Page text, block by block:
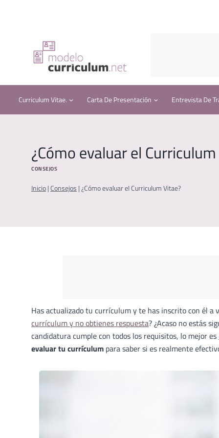
Curriculum Vitae. Carta De Presentación Entrevista De
¿Cómo evaluar el
CONSEJOS
Inicio | Consejos | ¿Cómo evaluar el Curriculum Vitae?
Has actualizado tu currículum y te has inscrito con él a
currículum y no obtienes respuesta? ¿Acaso no estás
candidatura cumple con todos los requisitos, lo mejor es
evaluar tu currículum para saber si es realmente